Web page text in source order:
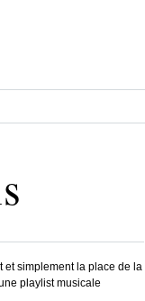
et simplement la place de la
playlist musicale